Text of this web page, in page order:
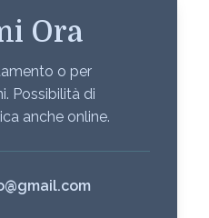
Ora
o per
Possibilità di
anche online.